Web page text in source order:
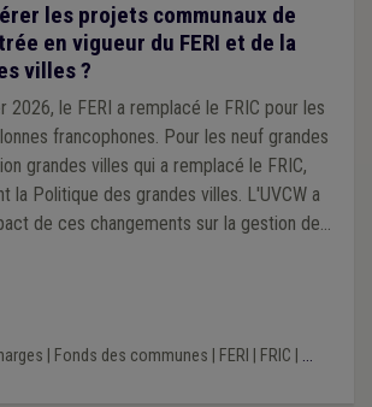
les projets communaux de
en vigueur du FERI et de la
villes ?
2026, le FERI a remplacé le FRIC pour les
francophones. Pour les neuf grandes
grandes villes qui a remplacé le FRIC,
la Politique des grandes villes. L'UVCW a
de ces changements sur la gestion des
Fonds des communes FERI FRIC ...